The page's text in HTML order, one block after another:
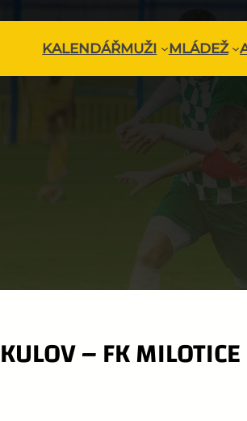
KALENDÁŘMUŽI MLÁDEŽ
– FK MILOTICE